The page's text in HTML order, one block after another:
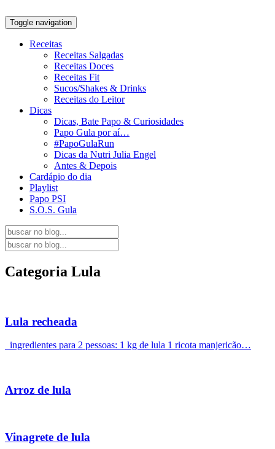
Toggle navigation
Receitas
Receitas Salgadas
Receitas Doces
Receitas Fit
Sucos/Shakes & Drinks
Receitas do Leitor
Dicas
Dicas, Bate Papo & Curiosidades
Papo Gula por aí…
#PapoGulaRun
Dicas da Nutri Julia Engel
Antes & Depois
Cardápio do dia
Playlist
Papo PSI
S.O.S. Gula
Categoria Lula
Lula recheada
ingredientes para 2 pessoas: 1 kg de lula 1 ricota manjericão…
Arroz de lula
Vinagrete de lula